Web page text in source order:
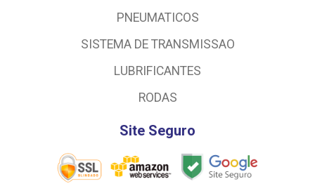
PNEUMATICOS
SISTEMA DE TRANSMISSAO
LUBRIFICANTES
RODAS
Site Seguro